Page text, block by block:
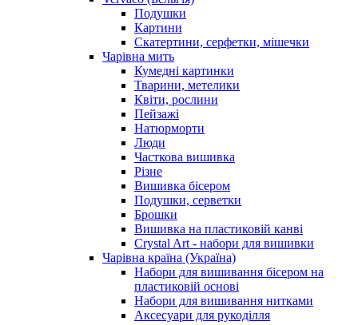
Подушки
Картини
Скатертини, серфетки, мішечки
Чарiвна мить
Кумедні картинки
Тварини, метелики
Квіти, рослини
Пейзажі
Натюрморти
Люди
Часткова вишивка
Різне
Вишивка бісером
Подушки, серветки
Брошки
Вишивка на пластиковій канві
Crystal Art - набори для вишивки
Чарівна країна (Україна)
Набори для вишивання бісером на
пластиковій основі
Набори для вишивання нитками
Аксесуари для рукоділля